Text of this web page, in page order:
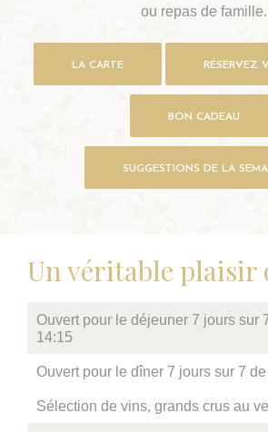
ou repas de famille.
LA CARTE RÉSERVEZ
BON CADEAU
SUGGESTIONS DE LA
Un véritable plaisir
Ouvert pour le déjeuner 7 jours sur
14:15
Ouvert pour le dîner 7 jours sur 7
Sélection de vins, grands crus au